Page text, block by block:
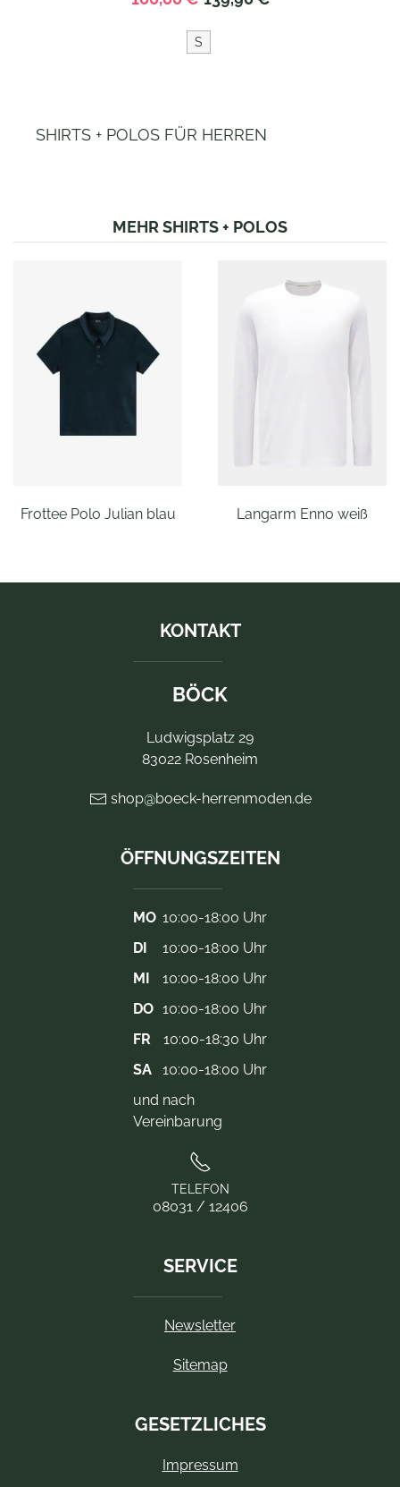
S
SHIRTS + POLOS FÜR HERREN
MEHR SHIRTS + POLOS
Langarm Enno weiß T-Shirt Kayro dunkelblau
KONTAKT
BÖCK
Ludwigsplatz 29
83022 Rosenheim
shop@boeck-herrenmoden.de
ÖFFNUNGSZEITEN
MO 10:00-18:00 Uhr
DI
10:00-18:00 Uhr
MI
10:00-18:00 Uhr
DO 10:00-18:00 Uhr
FR
10:00-18:30 Uhr
SA
10:00-18:00 Uhr
und nach
Vereinbarung
TELEFON
08031 / 12406
SERVICE
Newsletter
Sitemap
GESETZLICHES
Impressum